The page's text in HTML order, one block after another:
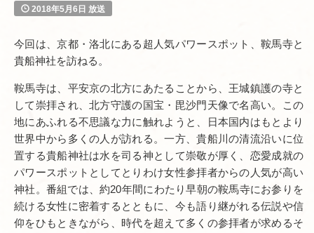
2018年5月6日 放送
今回は、京都・洛北にある超人気パワースポット、鞍馬寺と
貴船神社を訪ねる。
鞍馬寺は、平安京の北方にあたることから、王城鎮護の寺と
して崇拝され、北方守護の国宝・毘沙門天像で名高い。この
地にあふれる不思議な力に触れようと、日本国内はもとより
世界中から多くの人が訪れる。一方、貴船川の清流沿いに位
置する貴船神社は水を司る神として崇敬が厚く、恋愛成就の
パワースポットとしてとりわけ女性参拝者からの人気が高い
神社。番組では、約20年間にわたり早朝の鞍馬寺にお参りを
続ける女性に密着するとともに、今も語り継がれる伝説や信
仰をひもときながら、時代を超えて多くの参拝者が求めるそ